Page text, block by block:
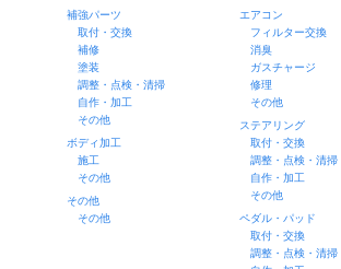
補強パーツ
取付・交換
補修
塗装
調整・点検・清掃
自作・加工
その他
ボディ加工
施工
その他
その他
その他
エアコン
フィルター交換
消臭
ガスチャージ
修理
その他
ステアリング
取付・交換
調整・点検・清掃
自作・加工
その他
ペダル・パッド
取付・交換
調整・点検・清掃